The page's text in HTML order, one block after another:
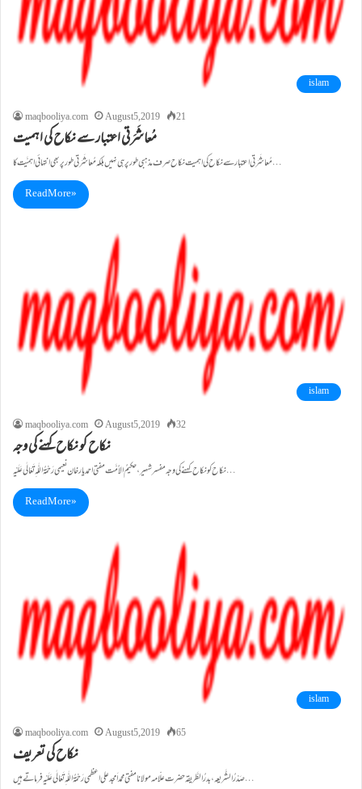
islam
maqbooliya.com
August 5, 2019 21
مُعاشَرَتی اعتبار سے نکاح کی اہمیت
مُعاشَرَتی اعتبار سے نکاح کی اہمیت نکاح صرف مذہبی طورپر ہی نہیں بلکہ مُعاشَرَتی طور پر بھی انتہائی اہمیَّت کا…
Read More »
islam
maqbooliya.com
August 5, 2019 32
نکاح کو نکاح کہنے کی وجہ
نکاح کو نکاح کہنے کی وجہ مفسر شہیر ، حکیمُ الاُمَّت مفتی احمد یار خان نعیمی رَحْمَۃُ اللّٰہ ِتَعَالٰی عَلَیْہ…
Read More »
islam
maqbooliya.com
August 5, 2019 65
نکاح کی تعریف
صَدْرُ الشَّریعہ ، بدرُ الطَّریقہ حضرت علّامہ مولانا مفتی محمد اَمجد علی اعظمی رَحْمَۃُ اللّٰہ ِ تَعَالٰی عَلَیْہ فرماتے ہیں…